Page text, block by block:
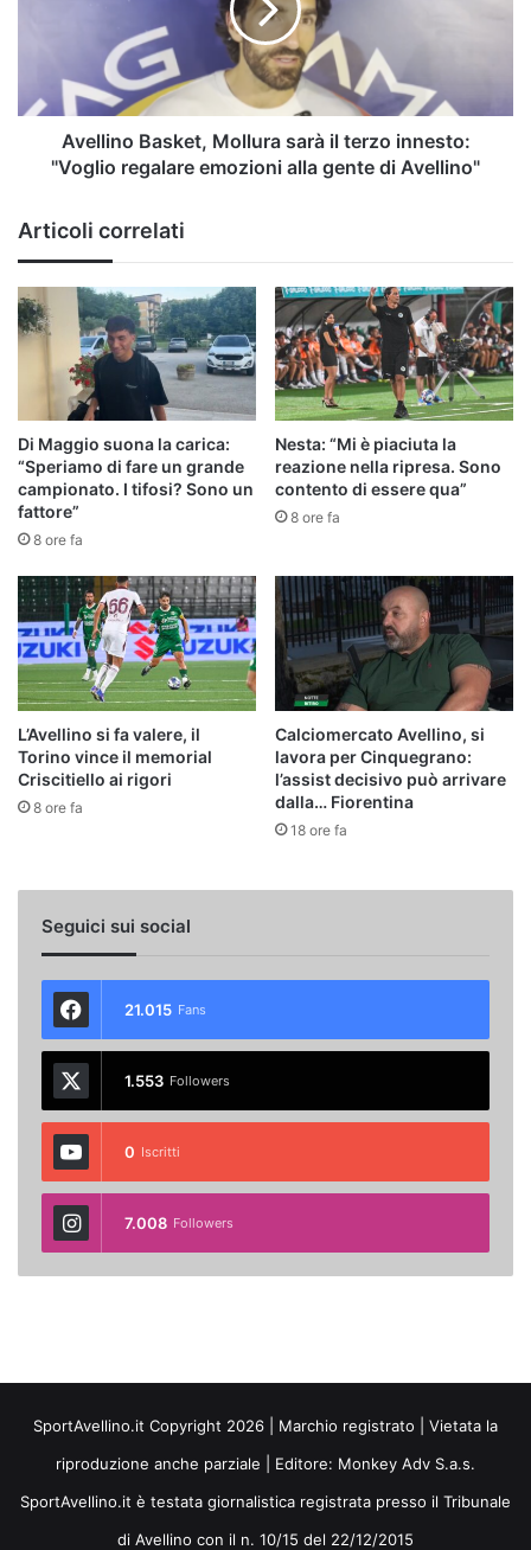
regalare
emozioni
Avellino"
Avellino Basket, Mollura sarà il terzo innesto:
"Voglio regalare emozioni alla gente di Avellino"
Articoli correlati
Di Maggio suona la carica:
“Speriamo di fare un grande
campionato. I tifosi? Sono un
fattore”
8 ore fa
Nesta: “Mi è piaciuta la
reazione nella ripresa. Sono
contento di essere qua”
8 ore fa
L’Avellino si fa valere, il
Torino vince il memorial
Criscitiello ai rigori
8 ore fa
Calciomercato Avellino, si
lavora per Cinquegrano:
l’assist decisivo può arrivare
dalla… Fiorentina
18 ore fa
Seguici sui social
21.015 Fans
1.553 Followers
0 Iscritti
7.008 Followers
SportAvellino.it Copyright 2026 | Marchio registrato | Vietata la
riproduzione anche parziale | Editore: Monkey Adv S.a.s.
SportAvellino.it è testata giornalistica registrata presso il Tribunale
di Avellino con il n. 10/15 del 22/12/2015